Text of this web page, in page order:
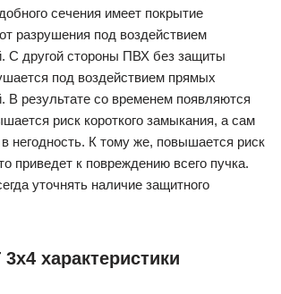
сечения имеет покрытие
разрушения под воздействием
С другой стороны ПВХ без защиты
под воздействием прямых
В результате со временем появляются
риск короткого замыкания, а сам
негодность. К тому же, повышается риск
приведет к повреждению всего пучка.
уточнять наличие защитного
характеристики